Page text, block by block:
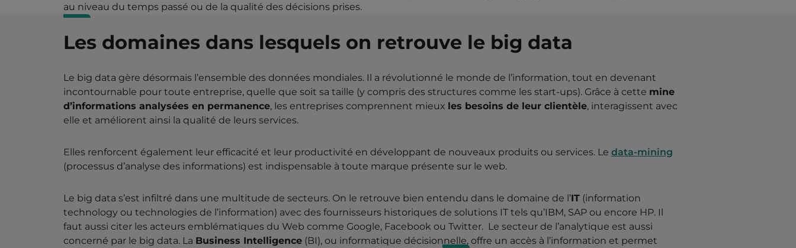
au niveau du temps passé ou de la qualité des décisions prises.
Les domaines dans lesquels on retrouve le big data
Le big data gère désormais l’ensemble des données mondiales. Il a révolutionné le monde de l’information, tout en devenant
incontournable pour toute entreprise, quelle que soit sa taille (y compris des structures comme les start-ups). Grâce à cette mine
d’informations analysées en permanence, les entreprises comprennent mieux les besoins de leur clientèle, interagissent avec
elle et améliorent ainsi la qualité de leurs services.
Elles renforcent également leur efficacité et leur productivité en développant de nouveaux produits ou services. Le data-mining
(processus d’analyse des informations) est indispensable à toute marque présente sur le web.
Le big data s’est infiltré dans une multitude de secteurs. On le retrouve bien entendu dans le domaine de l’IT(information
technology ou technologies de l’information) avec des fournisseurs historiques de solutions IT tels qu’IBM, SAP ou encore HP. Il
faut aussi citer les acteurs emblématiques du Web comme Google, Facebook ou Twitter. Le secteur de l’analytique est aussi
concerné par le big data. La Business Intelligence(BI), ou informatique décisionnelle, offre un accès à l’information et permet